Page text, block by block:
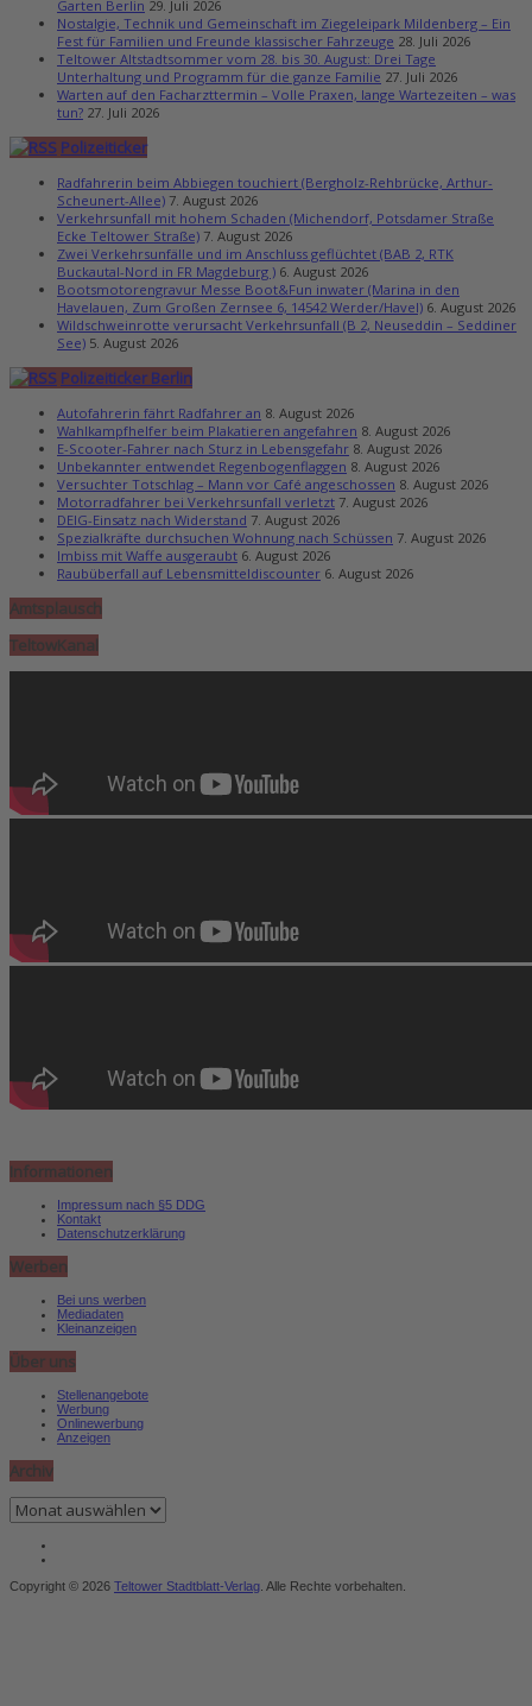
Garten Berlin 29. Juli 2026
Nostalgie, Technik und Gemeinschaft im Ziegeleipark Mildenberg – Ein
Fest für Familien und Freunde klassischer Fahrzeuge 28. Juli 2026
Teltower Altstadtsommer vom 28. bis 30. August: Drei Tage
Unterhaltung und Programm für die ganze Familie 27. Juli 2026
Warten auf den Facharzttermin – Volle Praxen, lange Wartezeiten – was
tun? 27. Juli 2026
Polizeiticker
Radfahrerin beim Abbiegen touchiert (Bergholz-Rehbrücke, Arthur-
Scheunert-Allee) 7. August 2026
Verkehrsunfall mit hohem Schaden (Michendorf, Potsdamer Straße
Ecke Teltower Straße) 7. August 2026
Zwei Verkehrsunfälle und im Anschluss geflüchtet (BAB 2, RTK
Buckautal-Nord in FR Magdeburg ) 6. August 2026
Bootsmotorengravur Messe Boot&Fun inwater (Marina in den
Havelauen, Zum Großen Zernsee 6, 14542 Werder/Havel) 6. August 2026
Wildschweinrotte verursacht Verkehrsunfall (B 2, Neuseddin – Seddiner
See) 5. August 2026
Polizeiticker Berlin
Autofahrerin fährt Radfahrer an 8. August 2026
Wahlkampfhelfer beim Plakatieren angefahren 8. August 2026
E-Scooter-Fahrer nach Sturz in Lebensgefahr 8. August 2026
Unbekannter entwendet Regenbogenflaggen 8. August 2026
Versuchter Totschlag – Mann vor Café angeschossen 8. August 2026
Motorradfahrer bei Verkehrsunfall verletzt 7. August 2026
DEIG-Einsatz nach Widerstand 7. August 2026
Spezialkräfte durchsuchen Wohnung nach Schüssen 7. August 2026
Imbiss mit Waffe ausgeraubt 6. August 2026
Raubüberfall auf Lebensmitteldiscounter 6. August 2026
Amtsplausch
TeltowKanal
Informationen
Impressum nach §5 DDG
Kontakt
Datenschutzerklärung
Werben
Bei uns werben
Mediadaten
Kleinanzeigen
Über uns
Stellenangebote
Werbung
Onlinewerbung
Anzeigen
Archiv
Archiv
Copyright © 2026 Teltower Stadtblatt-Verlag . Alle Rechte vorbehalten.